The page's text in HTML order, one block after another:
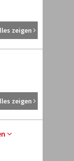
zeigen
zeigen